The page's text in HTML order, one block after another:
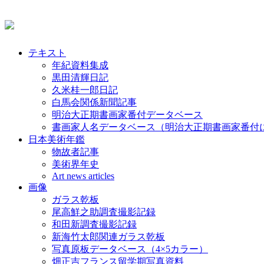
テキスト
年紀資料集成
黒田清輝日記
久米桂一郎日記
白馬会関係新聞記事
明治大正期書画家番付データベース
書画家人名データベース（明治大正期書画家番付
日本美術年鑑
物故者記事
美術界年史
Art news articles
画像
ガラス乾板
尾高鮮之助調査撮影記録
和田新調査撮影記録
新海竹太郎関連ガラス乾板
写真原板データベース（4×5カラー）
畑正吉フランス留学期写真資料